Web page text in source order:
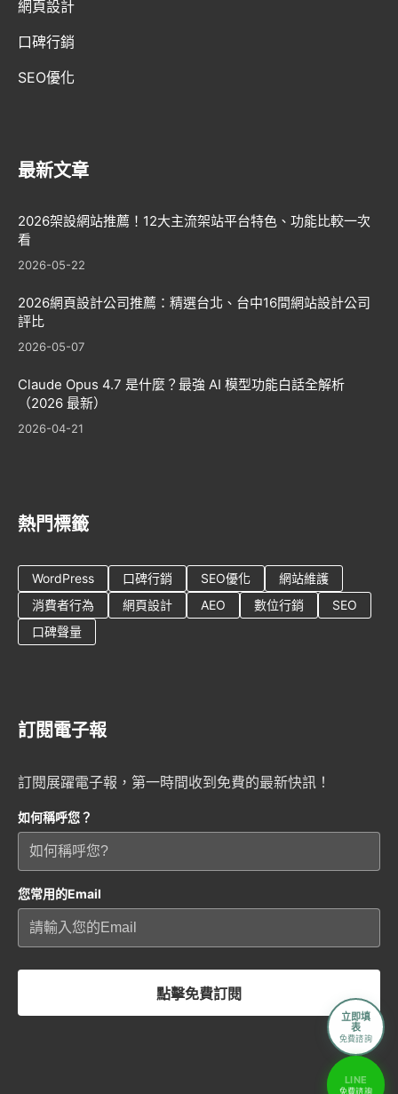
網頁設計
口碑行銷
SEO優化
最新文章
2026架設網站推薦！12大主流架站平台特色、功能比較一次
看
2026-05-22
2026網頁設計公司推薦：精選台北、台中16間網站設計公司
評比
2026-05-07
Claude Opus 4.7 是什麼？最強 AI 模型功能白話全解析
（2026 最新）
2026-04-21
熱門標籤
WordPress 口碑行銷 SEO優化
網站維護
消費者行為
網頁設計 AEO 數位行銷
SEO
口碑聲量
訂閱電子報
訂閱展躍電子報，第一時間收到免費的最新快訊！
如何稱呼您？
您常用的Email
點擊免費訂閱
立即填
表
免費諮詢
LINE
免費諮詢